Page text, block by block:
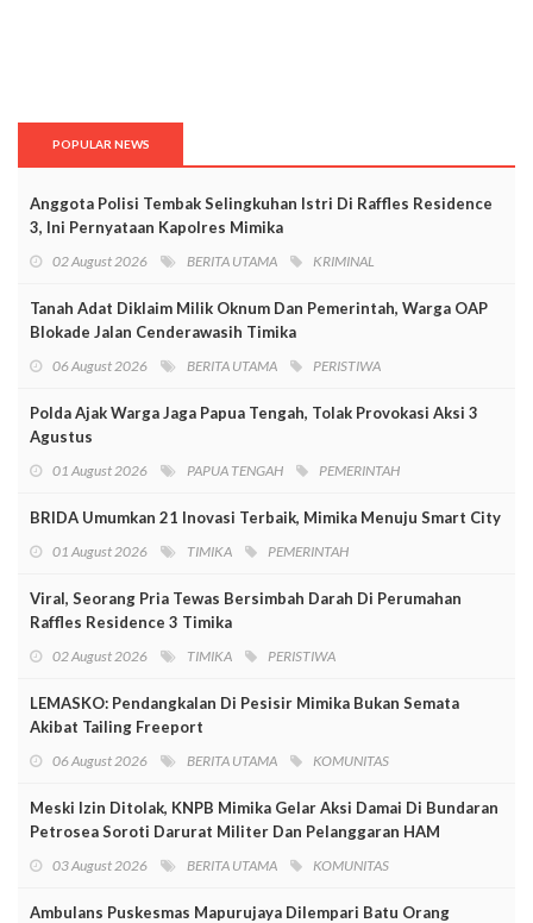
POPULAR NEWS
Anggota Polisi Tembak Selingkuhan Istri Di Raffles Residence
3, Ini Pernyataan Kapolres Mimika
02 August 2026 BERITA UTAMA KRIMINAL
Tanah Adat Diklaim Milik Oknum Dan Pemerintah, Warga OAP
Blokade Jalan Cenderawasih Timika
06 August 2026 BERITA UTAMA PERISTIWA
Polda Ajak Warga Jaga Papua Tengah, Tolak Provokasi Aksi 3
Agustus
01 August 2026 PAPUA TENGAH PEMERINTAH
BRIDA Umumkan 21 Inovasi Terbaik, Mimika Menuju Smart City
01 August 2026 TIMIKA PEMERINTAH
Viral, Seorang Pria Tewas Bersimbah Darah Di Perumahan
Raffles Residence 3 Timika
02 August 2026 TIMIKA PERISTIWA
LEMASKO: Pendangkalan Di Pesisir Mimika Bukan Semata
Akibat Tailing Freeport
06 August 2026 BERITA UTAMA KOMUNITAS
Meski Izin Ditolak, KNPB Mimika Gelar Aksi Damai Di Bundaran
Petrosea Soroti Darurat Militer Dan Pelanggaran HAM
03 August 2026 BERITA UTAMA KOMUNITAS
Ambulans Puskesmas Mapurujaya Dilempari Batu Orang